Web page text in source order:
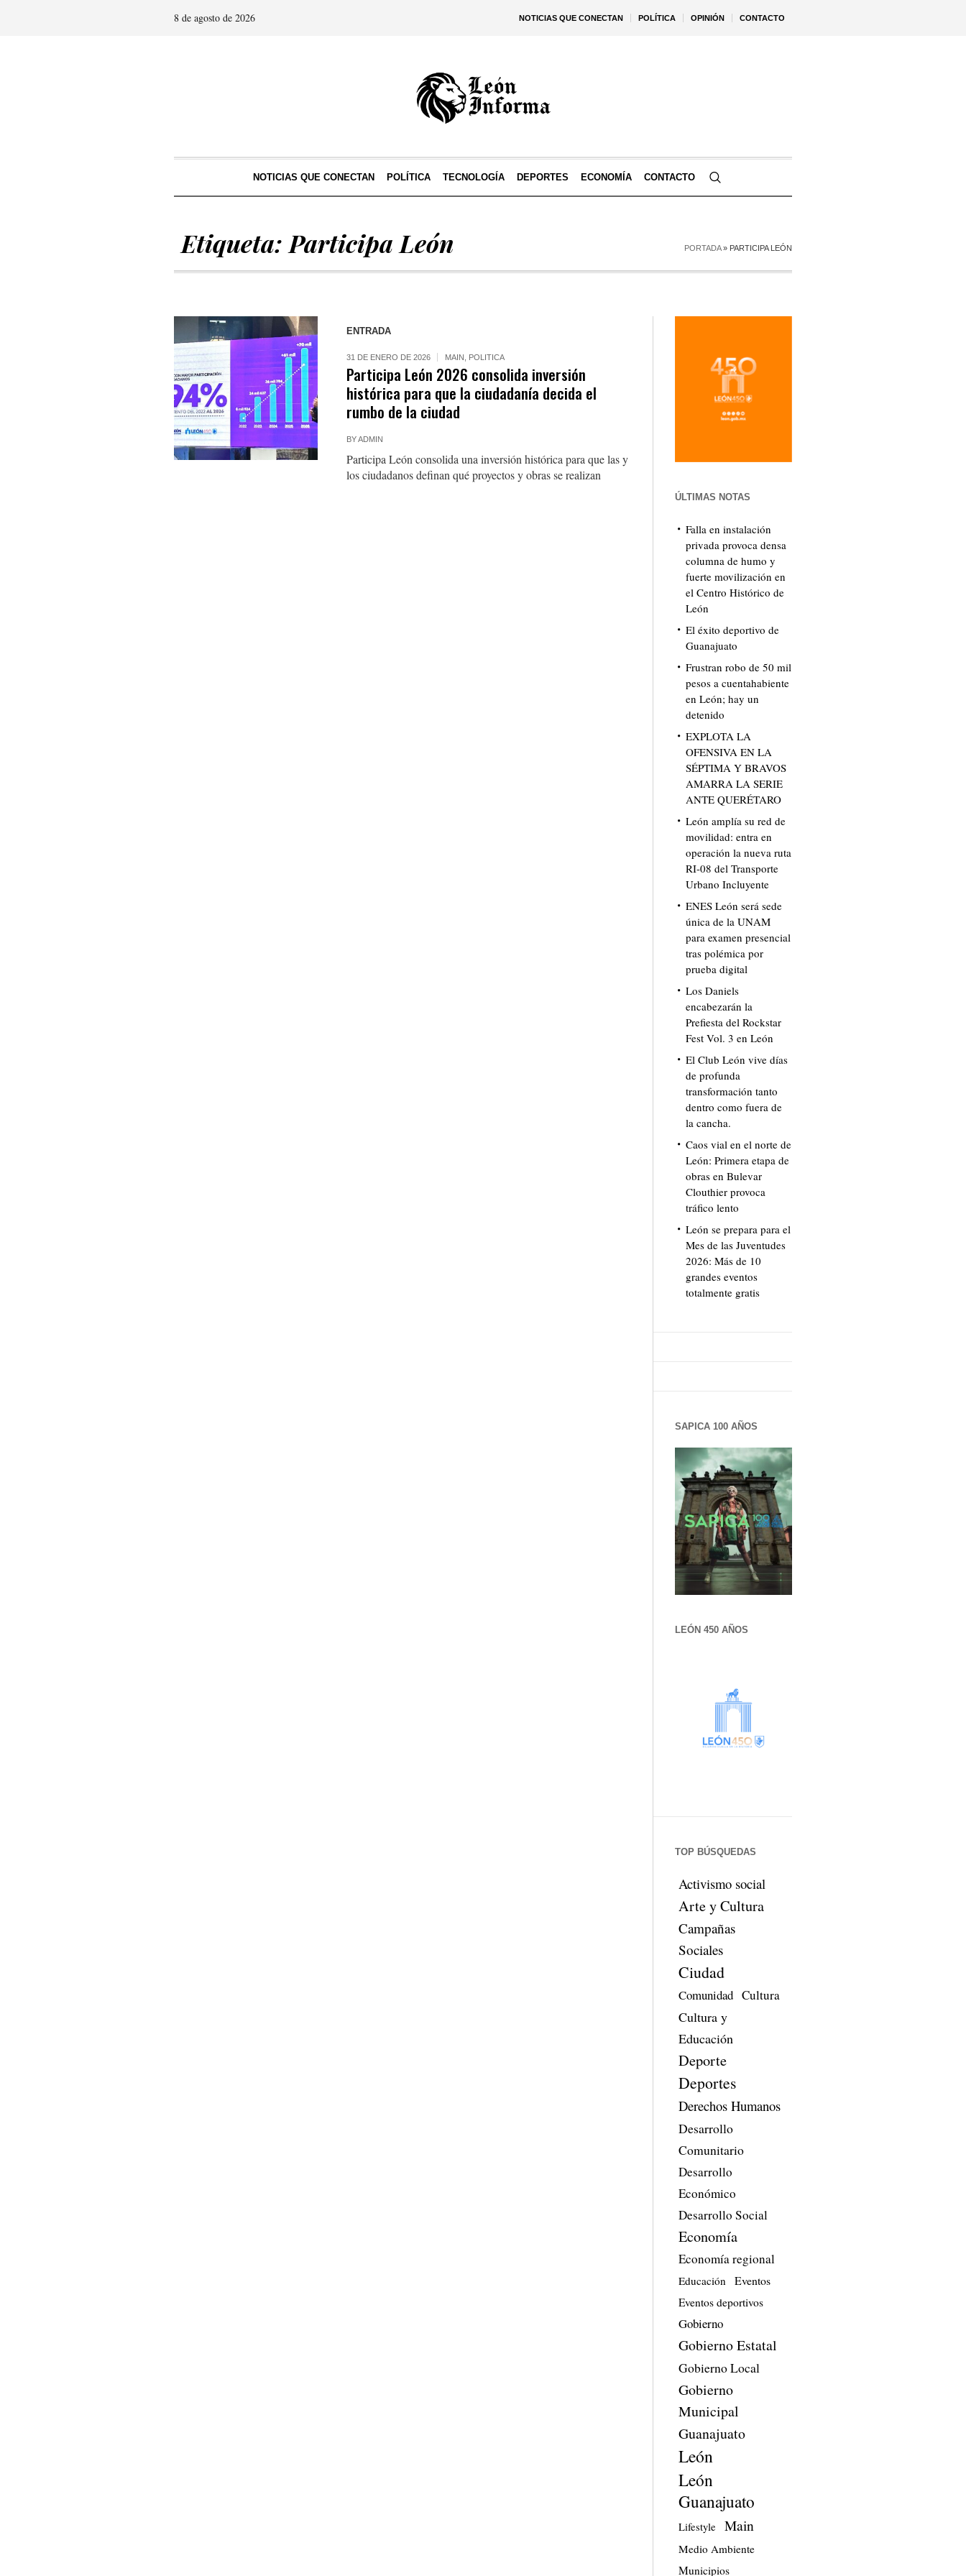
NOTICIAS QUE CONECTAN POLÍTICA OPINIÓN CONTACTO
8 de agosto de 2026
NOTICIAS QUE CONECTAN POLÍTICA TECNOLOGÍA DEPORTES ECONOMÍA CONTACTO
Etiqueta: Participa León PORTADA» PARTICIPA LEÓN
ENTRADA
31 DE ENERO DE 2026 MAIN POLITICA
Participa León 2026 consolida inversión
histórica para que la ciudadanía decida el
rumbo de la ciudad
BYADMIN
Participa León consolida una inversión histórica para que las y
los ciudadanos definan qué proyectos y obras se realizan
ÚLTIMAS NOTAS
Falla en instalación
privada provoca densa
columna de humo y
fuerte movilización en
el Centro Histórico de
León
El éxito deportivo de
Guanajuato
Frustran robo de 50 mil
pesos a cuentahabiente
en León; hay un
detenido
EXPLOTA LA
OFENSIVA EN LA
SÉPTIMA Y BRAVOS
AMARRA LA SERIE
ANTE QUERÉTARO
León amplía su red de
movilidad: entra en
operación la nueva ruta
RI-08 del Transporte
Urbano Incluyente
ENES León será sede
única de la UNAM
para examen presencial
tras polémica por
prueba digital
Los Daniels
encabezarán la
Prefiesta del Rockstar
Fest Vol. 3 en León
El Club León vive días
de profunda
transformación tanto
dentro como fuera de
la cancha.
Caos vial en el norte de
León: Primera etapa de
obras en Bulevar
Clouthier provoca
tráfico lento
León se prepara para el
Mes de las Juventudes
2026: Más de 10
grandes eventos
totalmente gratis
SAPICA 100 AÑOS
LEÓN 450 AÑOS
TOP BÚSQUEDAS
Activismo social
Arte y Cultura
Campañas
Sociales
Ciudad
Comunidad Cultura
Cultura y
Educación
Deporte
Deportes
Derechos Humanos
Desarrollo
Comunitario
Desarrollo
Económico
Desarrollo Social
Economía
Economía regional
Educación Eventos
Eventos deportivos
Gobierno
Gobierno Estatal
Gobierno Local
Gobierno
Municipal
Guanajuato
León
León
Guanajuato
Lifestyle Main
Medio Ambiente
Municipios